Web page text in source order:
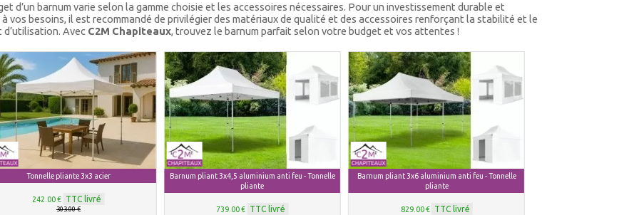
d’un barnum varie selon la gamme choisie et les accessoires nécessaires. Pour un investissement durable et
vos besoins, il est recommandé de privilégier des matériaux de qualité et des accessoires renforçant la stabilité et le
Avec C2M Chapiteaux, trouvez le barnum parfait selon votre budget et vos attentes !
Tonnelle pliante 3x3 acier
242.00 € TTC livré
303.00 €
Barnum pliant 3x4,5 aluminium anti feu - Tonnelle
pliante
739.00 € TTC livré
Barnum pliant 3x6 aluminium anti feu - Tonnelle
pliante
829.00 € TTC livré